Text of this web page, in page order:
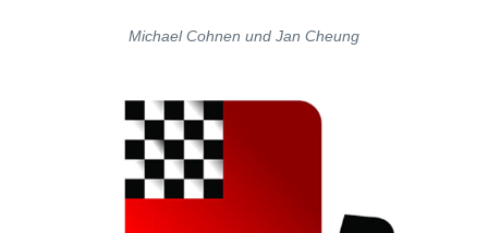
Michael Cohnen und Jan Cheung